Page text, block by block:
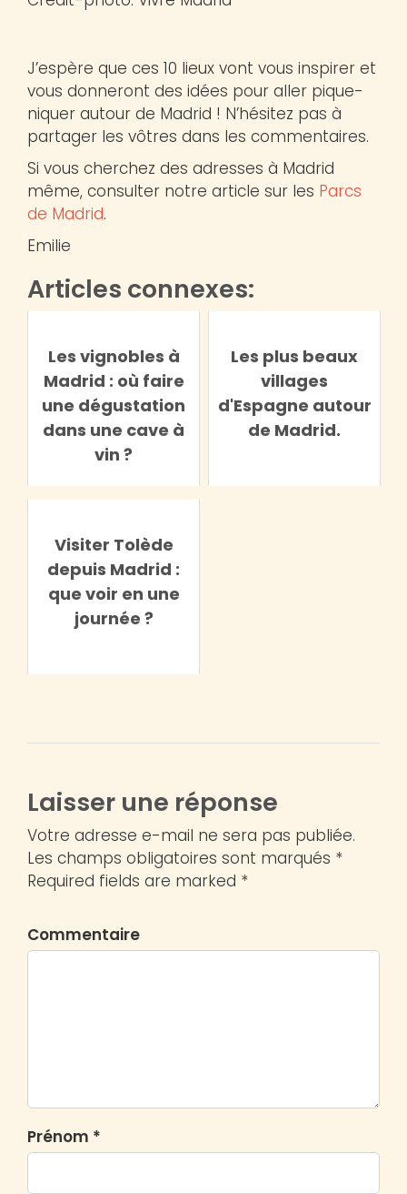
J’espère que ces 10 lieux vont vous inspirer et
vous donneront des idées pour aller pique-
niquer autour de Madrid ! N’hésitez pas à
partager les vôtres dans les commentaires.
Si vous cherchez des adresses à Madrid
même, consulter notre article sur les Parcs
de Madrid.
Emilie
Articles connexes:
Les vignobles à
Madrid : où faire
une dégustation
dans une cave à
vin ?
Les plus beaux
villages
d'Espagne autour
de Madrid.
Visiter Tolède
depuis Madrid :
que voir en une
journée ?
Laisser une réponse
Votre adresse e-mail ne sera pas publiée.
Les champs obligatoires sont marqués *
Required fields are marked *
Commentaire
Prénom *